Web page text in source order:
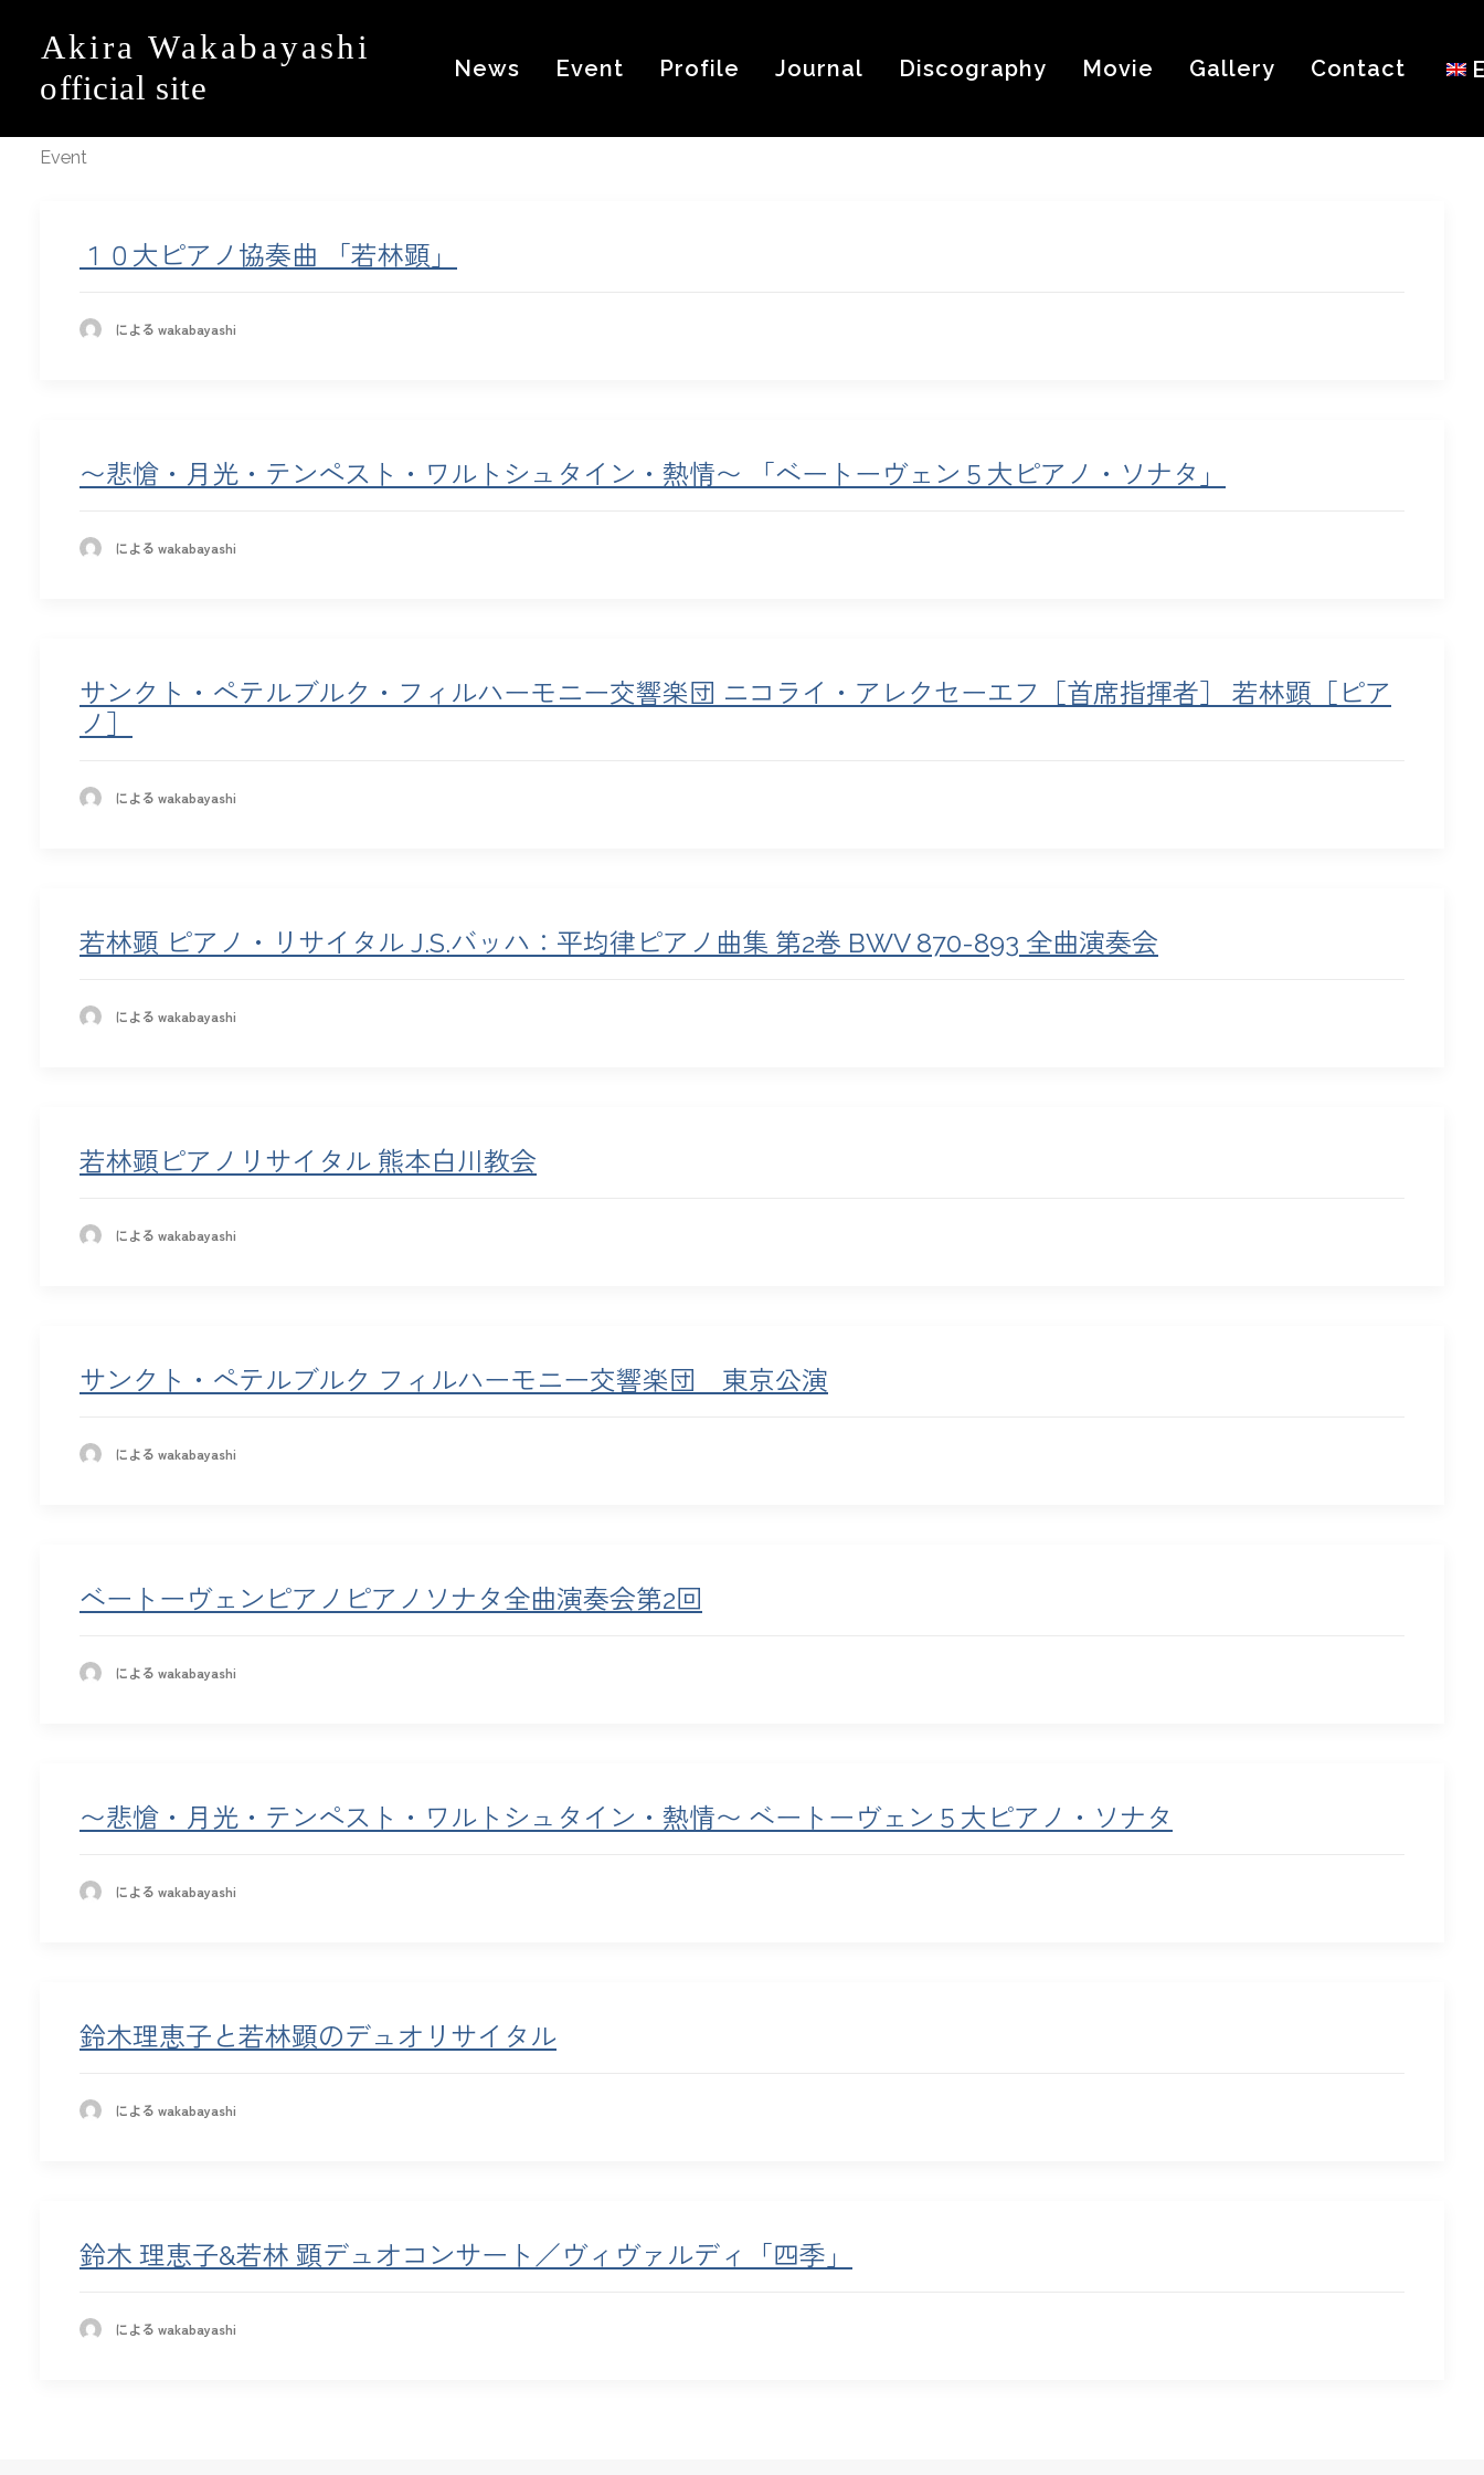
News Event Profile Journal Discography Movie Gallery Contact
Event
１０大ピアノ協奏曲 「若林顕」
による wakabayashi
〜悲愴・月光・テンペスト・ワルトシュタイン・熱情〜 「ベートーヴェン５大ピアノ・ソナタ」
による wakabayashi
サンクト・ペテルブルク・フィルハーモニー交響楽団 ニコライ・アレクセーエフ［首席指揮者］ 若林顕［ピア
ノ］
による wakabayashi
若林顕 ピアノ・リサイタル J.S.バッハ：平均律ピアノ曲集 第2巻 BWV 870-893 全曲演奏会
による wakabayashi
若林顕ピアノリサイタル 熊本白川教会
による wakabayashi
サンクト・ペテルブルク フィルハーモニー交響楽団 東京公演
による wakabayashi
ベートーヴェンピアノピアノソナタ全曲演奏会第2回
による wakabayashi
〜悲愴・月光・テンペスト・ワルトシュタイン・熱情〜 ベートーヴェン５大ピアノ・ソナタ
による wakabayashi
鈴木理恵子と若林顕のデュオリサイタル
による wakabayashi
鈴木 理恵子&若林 顕デュオコンサート／ヴィヴァルディ「四季」
による wakabayashi